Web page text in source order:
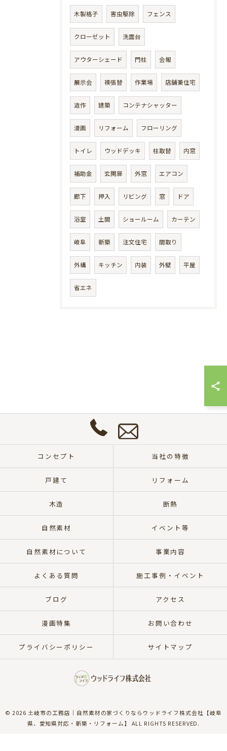
木製格子 害虫駆除 フェンス
クローゼット 洗面台
アウターシェード 門柱 会報
展示会 襖張替 作業場 店舗兼住宅
造作 建築 コンテナシャッター
漫画 リフォーム フローリング
トイレ ウッドデッキ 柱取替 内窓
補助金 玄関扉 外窓 エアコン
廊下 押入 リビング 窓 ドア
浴室 土間 ショールーム カーテン
岐阜 新築 注文住宅 間取り
外構 キッチン 内装 外壁 平屋
省エネ
0572-
8700
合
わ
せ
は
ち
コンセプト 当社の特徴
戸建て リフォーム
木造 断熱
自然素材 イベント等
自然素材について 事業内容
よくある質問 施工事例・イベント
ブログ アクセス
漫画特集 お問い合わせ
プライバシーポリシー サイトマップ
© 2026 土岐市の工務店｜自然素材の家づくりならウッドライフ株式会社【岐阜
県、愛知県対応・新築・リフォーム】 ALL RIGHTS RESERVED.